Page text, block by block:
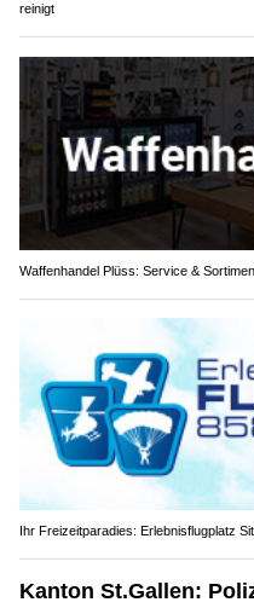
reinigt
Waffenhandel Plüss: Service &
Ihr Freizeitparadies: Erlebnisflugplatz
Kanton St.Gallen: